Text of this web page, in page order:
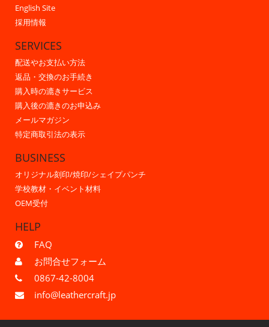
English Site
採用情報
SERVICES
配送やお支払い方法
返品・交換のお手続き
購入時の漉きサービス
購入後の漉きのお申込み
メールマガジン
特定商取引法の表示
BUSINESS
オリジナル刻印/焼印/シェイプパンチ
学校教材・イベント材料
OEM受付
HELP
FAQ
お問合せフォーム
0867-42-8004
info@leathercraft.jp